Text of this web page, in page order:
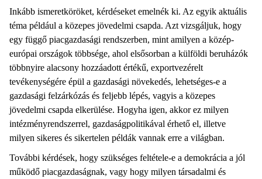
Inkább ismeretköröket, kérdéseket emelnék ki. Az egyik aktuális
téma például a közepes jövedelmi csapda. Azt vizsgáljuk, hogy
egy függő piacgazdasági rendszerben, mint amilyen a közép-
európai országok többsége, ahol elsősorban a külföldi beruházók
többnyire alacsony hozzáadott értékű, exportvezérelt
tevékenységére épül a gazdasági növekedés, lehetséges-e a
gazdasági felzárkózás és feljebb lépés, vagyis a közepes
jövedelmi csapda elkerülése. Hogyha igen, akkor ez milyen
intézményrendszerrel, gazdaságpolitikával érhető el, illetve
milyen sikeres és sikertelen példák vannak erre a világban.
További kérdések, hogy szükséges feltétele-e a demokrácia a jól
működő piacgazdaságnak, vagy hogy milyen társadalmi és